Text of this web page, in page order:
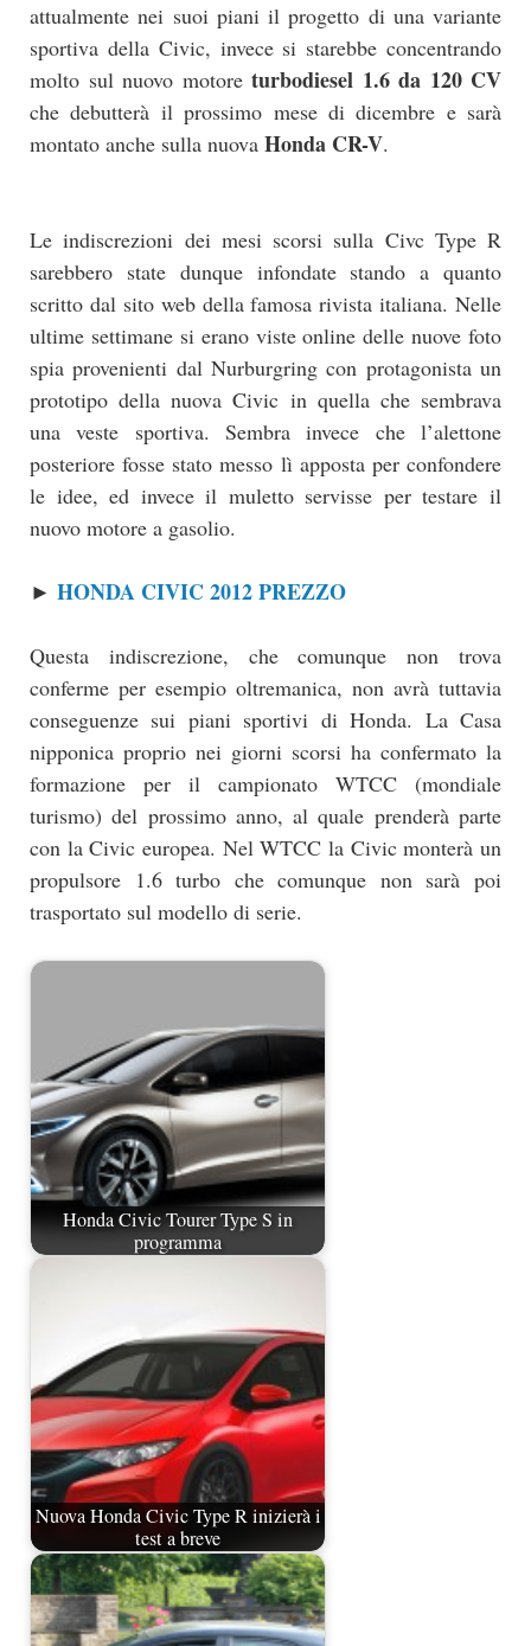
attualmente nei suoi piani il progetto di una variante
sportiva della Civic, invece si starebbe concentrando
molto sul nuovo motore turbodiesel 1.6 da 120 CV
che debutterà il prossimo mese di dicembre e sarà
montato anche sulla nuova Honda CR-V.
Le indiscrezioni dei mesi scorsi sulla Civc Type R
sarebbero state dunque infondate stando a quanto
scritto dal sito web della famosa rivista italiana. Nelle
ultime settimane si erano viste online delle nuove foto
spia provenienti dal Nurburgring con protagonista un
prototipo della nuova Civic in quella che sembrava
una veste sportiva. Sembra invece che l’alettone
posteriore fosse stato messo lì apposta per confondere
le idee, ed invece il muletto servisse per testare il
nuovo motore a gasolio.
► HONDA CIVIC 2012 PREZZO
Questa indiscrezione, che comunque non trova
conferme per esempio oltremanica, non avrà tuttavia
conseguenze sui piani sportivi di Honda. La Casa
nipponica proprio nei giorni scorsi ha confermato la
formazione per il campionato WTCC (mondiale
turismo) del prossimo anno, al quale prenderà parte
con la Civic europea. Nel WTCC la Civic monterà un
propulsore 1.6 turbo che comunque non sarà poi
trasportato sul modello di serie.
Honda Civic Tourer Type S in
programma
Nuova Honda Civic Type R inizierà i
test a breve